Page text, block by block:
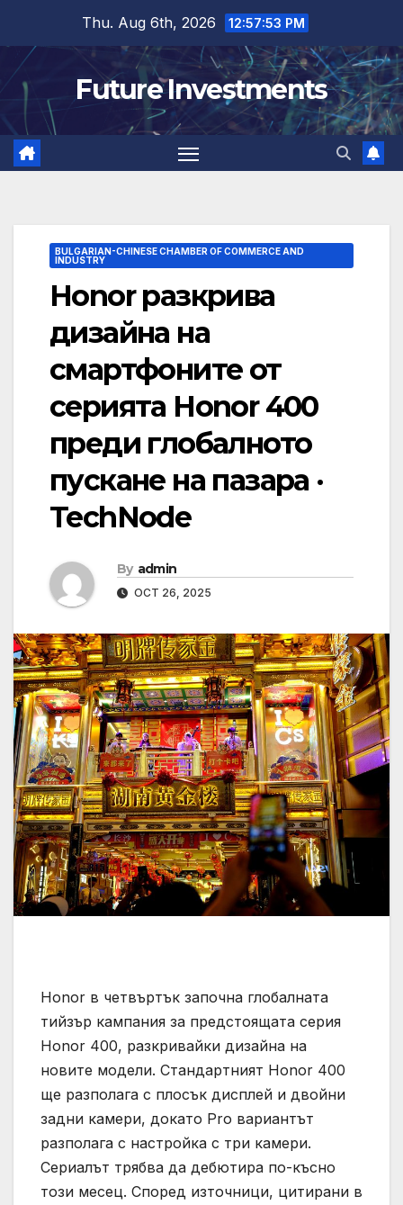
content
Thu. Aug 6th, 2026 12:57:53 PM
Future Investments
BULGARIAN-CHINESE CHAMBER OF COMMERCE AND
INDUSTRY
Honor разкрива
дизайна на
смартфоните от
серията Honor 400
преди глобалното
пускане на пазара ·
TechNode
By admin
OCT 26, 2025
Honor в четвъртък започна глобалната
тийзър кампания за предстоящата серия
Honor 400, разкривайки дизайна на
новите модели. Стандартният Honor 400
ще разполага с плосък дисплей и двойни
задни камери, докато Pro вариантът
разполага с настройка с три камери.
Сериалът трябва да дебютира по-късно
този месец. Според източници, цитирани в